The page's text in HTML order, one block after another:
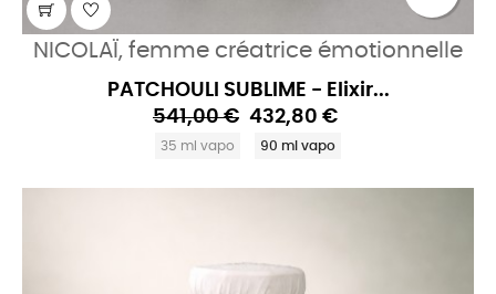
NICOLAÏ, femme créatrice émotionnelle
PATCHOULI SUBLIME - Elixir...
541,00 € 432,80 €
35 ml vapo 90 ml vapo